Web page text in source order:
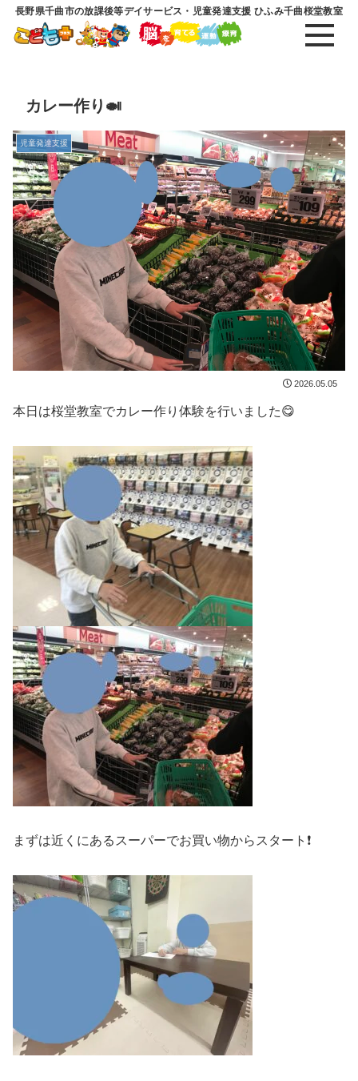
長野県千曲市の放課後等デイサービス・児童発達支援 ひふみ千曲桜堂教室
カレー作り🍛
児童発達支援
2026.05.05
本日は桜堂教室でカレー作り体験を行いました😋
まずは近くにあるスーパーでお買い物からスタート❗